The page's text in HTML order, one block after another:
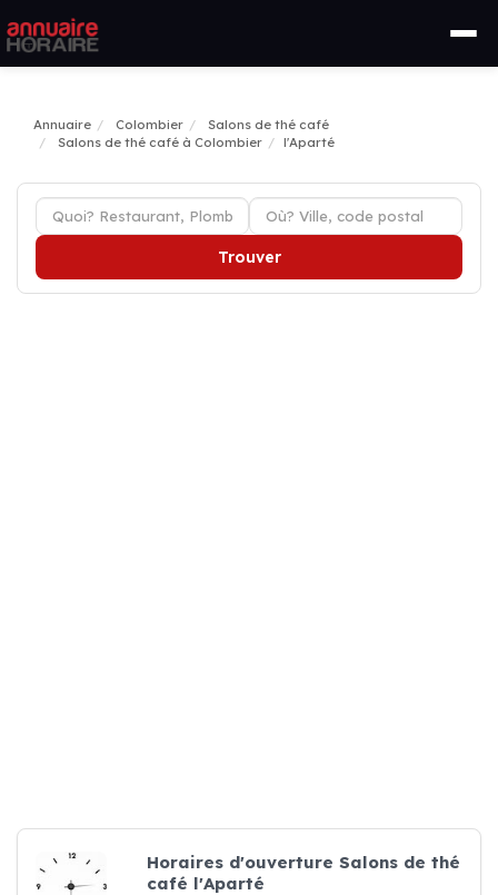
Annuaire Colombier
Salons de thé café
Salons de thé café à Colombier
l'Aparté
Trouver
Horaires d'ouverture Salons de thé
café l'Aparté